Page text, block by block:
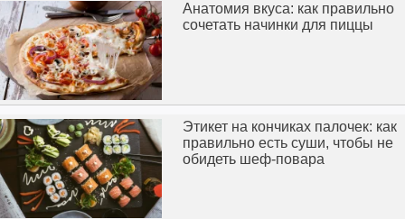
Анатомия вкуса: как правильно
сочетать начинки для пиццы
Этикет на кончиках палочек: как
правильно есть суши, чтобы не
обидеть шеф-повара